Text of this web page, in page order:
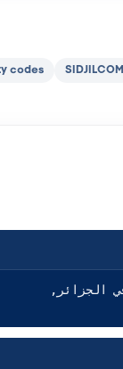
SIDJILCOM
codes